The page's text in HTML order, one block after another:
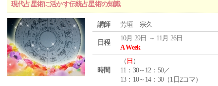
現代占星術に活かす伝統占星術の知識
講師 芳垣 宗久
日程
10月 29日 ～ 11月 26日
A Week
時間
（ 日 ）
11：30～12：50／
13：10～14：30（1日2コマ）